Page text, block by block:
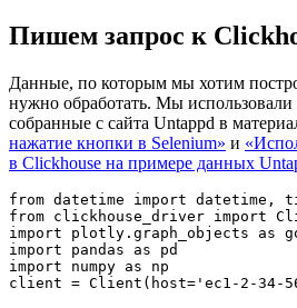
Пишем запрос к
Данные, по которым мы хотим
нужно обработать. Мы
собранные с сайта Untappd в
нажатие кнопки в Selenium» и «
в Clickhouse на примере данных
from datetime import datetime,
from clickhouse_driver import
import plotly.graph_objects as
import pandas as pd
import numpy as np
client = Client(host='ec1-2-34-